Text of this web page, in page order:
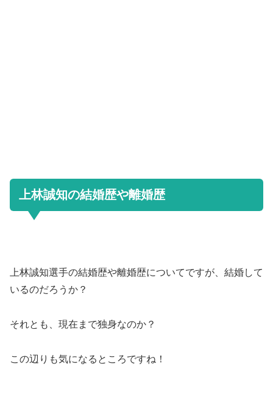
上林誠知の結婚歴や離婚歴
上林誠知選手の結婚歴や離婚歴についてですが、結婚して
いるのだろうか？
それとも、現在まで独身なのか？
この辺りも気になるところですね！